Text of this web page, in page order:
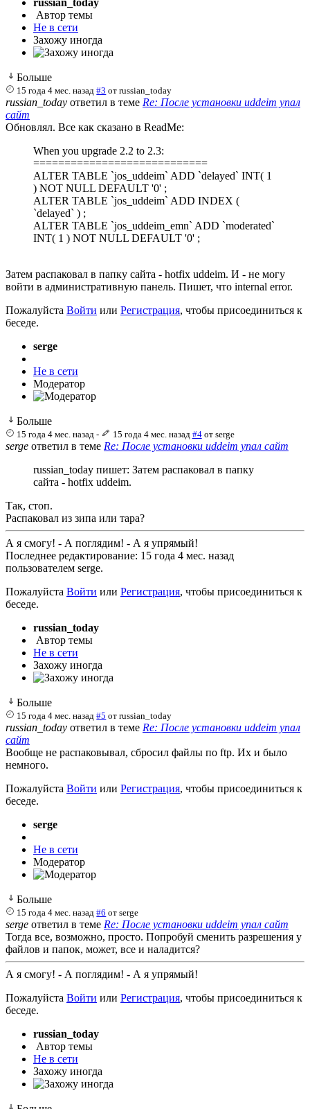
russian_today
Автор темы
Не в сети
Захожу иногда
Больше
15 года 4 мес. назад #3 отrussian_today
russian_today ответил в теме Re: После установки uddeim упал
сайт
Обновлял. Все как сказано в ReadMe:
When you upgrade 2.2 to 2.3:
============================
ALTER TABLE `jos_uddeim` ADD `delayed` INT( 1
) NOT NULL DEFAULT '0' ;
ALTER TABLE `jos_uddeim` ADD INDEX (
`delayed` ) ;
ALTER TABLE `jos_uddeim_emn` ADD `moderated`
INT( 1 ) NOT NULL DEFAULT '0' ;
Затем распаковал в папку сайта - hotfix uddeim. И - не могу
войти в административную панель. Пишет, что internal error.
Пожалуйста Войти или Регистрация, чтобы присоединиться к
беседе.
serge
Не в сети
Модератор
Больше
15 года 4 мес. назад - 15 года 4 мес. назад #4 от serge
serge ответил в теме Re: После установки uddeim упал сайт
russian_today пишет: Затем распаковал в папку
сайта - hotfix uddeim.
Так, стоп.
Распаковал из зипа или тара?
А я смогу! - А поглядим! - А я упрямый!
Последнее редактирование: 15 года 4 мес. назад
пользователем serge.
Пожалуйста Войти или Регистрация, чтобы присоединиться к
беседе.
russian_today
Автор темы
Не в сети
Захожу иногда
Больше
15 года 4 мес. назад #5 отrussian_today
russian_today ответил в теме Re: После установки uddeim упал
сайт
Вообще не распаковывал, сбросил файлы по ftp. Их и было
немного.
Пожалуйста Войти или Регистрация, чтобы присоединиться к
беседе.
serge
Не в сети
Модератор
Больше
15 года 4 мес. назад #6 отserge
serge ответил в теме Re: После установки uddeim упал сайт
Тогда все, возможно, просто. Попробуй сменить разрешения у
файлов и папок, может, все и наладится?
А я смогу! - А поглядим! - А я упрямый!
Пожалуйста Войти или Регистрация, чтобы присоединиться к
беседе.
russian_today
Автор темы
Не в сети
Захожу иногда